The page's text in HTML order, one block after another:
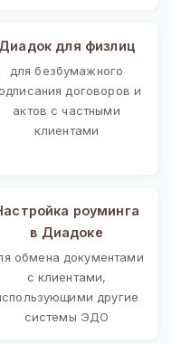
Диадок для физлиц
для безбумажного
договоров и
актов с частными
клиентами
роуминга
в Диадоке
обмена документами
с клиентами,
другие
системы ЭДО